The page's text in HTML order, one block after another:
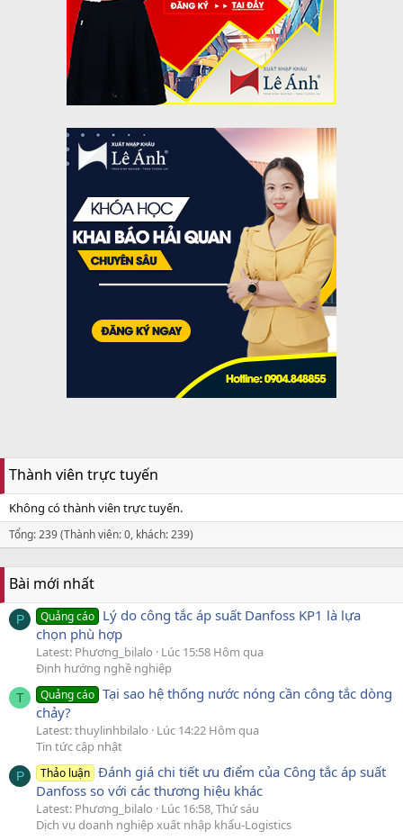
Thành viên trực tuyến
Không có thành viên trực tuyến.
Tổng: 239 (Thành viên: 0, khách: 239)
Bài mới nhất
P Quảng cáo Lý do công tắc áp suất Danfoss KP1 là lựa
chọn phù hợp
Latest: Phương_bilalo
Lúc 15:58 Hôm qua
Định hướng nghề nghiệp
T Quảng cáo Tại sao hệ thống nước nóng cần công tắc dòng
chảy?
Latest: thuylinhbilalo
Lúc 14:22 Hôm qua
Tin tức cập nhật
P Thảo luận Đánh giá chi tiết ưu điểm của Công tắc áp suất
Danfoss so với các thương hiệu khác
Latest: Phương_bilalo
Lúc 16:58, Thứ sáu
Dịch vụ doanh nghiệp xuất nhập khẩu-Logistics